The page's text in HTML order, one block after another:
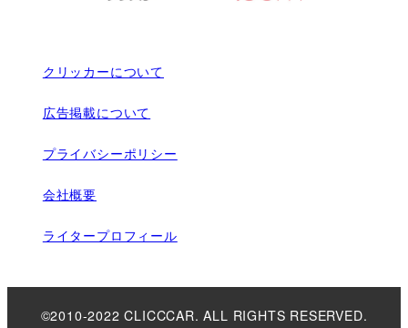
クリッカーについて
広告掲載について
プライバシーポリシー
会社概要
ライタープロフィール
©2010-2022 CLICCCAR. ALL RIGHTS RESERVED.